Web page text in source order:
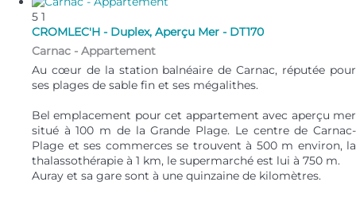
5 1
CROMLEC'H - Duplex, Aperçu Mer - DT170
Carnac - Appartement
Au cœur de la station balnéaire de Carnac, réputée pour
ses plages de sable fin et ses mégalithes.
Bel emplacement pour cet appartement avec aperçu mer
situé à 100 m de la Grande Plage. Le centre de Carnac-
Plage et ses commerces se trouvent à 500 m environ, la
thalassothérapie à 1 km, le supermarché est lui à 750 m.
Auray et sa gare sont à une quinzaine de kilomètres.